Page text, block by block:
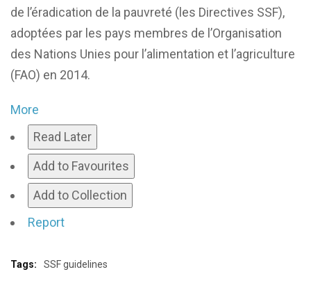
de l’éradication de la pauvreté (les Directives SSF),
adoptées par les pays membres de l’Organisation
des Nations Unies pour l’alimentation et l’agriculture
(FAO) en 2014.
More
Read Later
Add to Favourites
Add to Collection
Report
Tags: SSF guidelines